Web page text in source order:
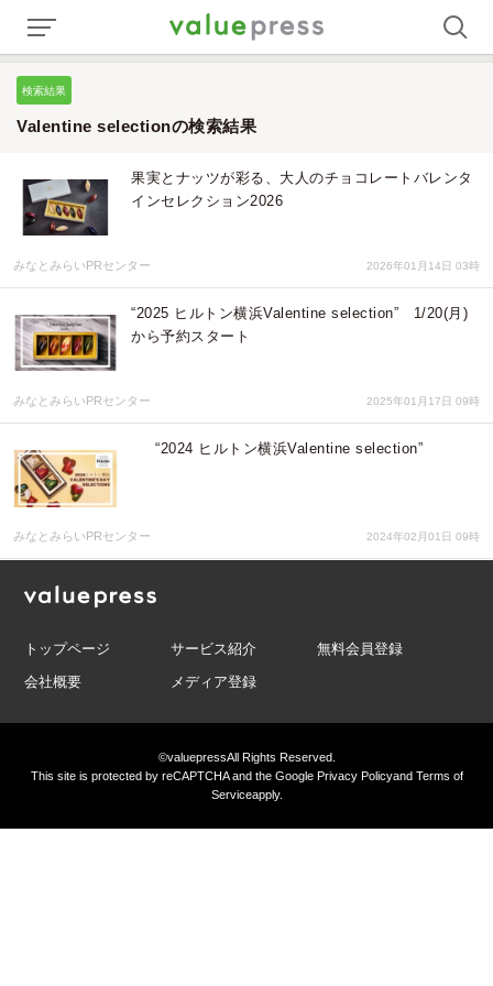
検索結果
Valentine selectionの検索結果
果実とナッツが彩る、大人のチョコレートバレンタ
インセレクション2026
みなとみらいPRセンター 2026年01月14日 03時
“2025 ヒルトン横浜Valentine selection” 1/20(月)
から予約スタート
みなとみらいPRセンター 2025年01月17日 09時
“2024 ヒルトン横浜Valentine selection”
みなとみらいPRセンター 2024年02月01日 09時
トップページ サービス紹介
無料会員登録
会社概要
メディア登録
©valuepressAll Rights Reserved.
This site is protected by reCAPTCHA and the GooglePrivacy PolicyandTerms of
Serviceapply.